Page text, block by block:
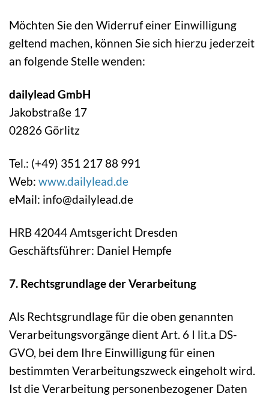
Möchten Sie den Widerruf einer Einwilligung
geltend machen, können Sie sich hierzu jederzeit
an folgende Stelle wenden:
dailylead GmbH
Jakobstraße 17
02826 Görlitz
Tel.: (+49) 351 217 88 991
Web: www.dailylead.de
eMail: info@dailylead.de
HRB 42044 Amtsgericht Dresden
Geschäftsführer: Daniel Hempfe
7. Rechtsgrundlage der Verarbeitung
Als Rechtsgrundlage für die oben genannten
Verarbeitungsvorgänge dient Art. 6 I lit.a DS-
GVO, bei dem Ihre Einwilligung für einen
bestimmten Verarbeitungszweck eingeholt wird.
Ist die Verarbeitung personenbezogener Daten